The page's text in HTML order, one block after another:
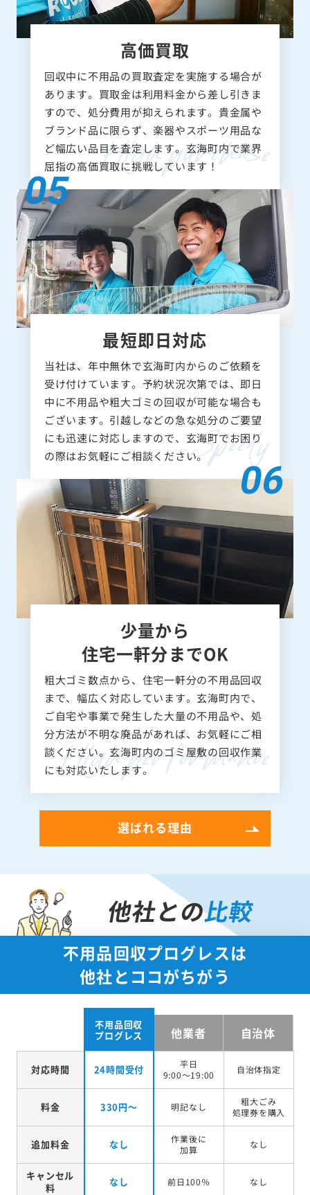
高価買取
回収中に不用品の買取査定を実施する場合が
あります。買取金は利用料金から差し引きま
すので、処分費用が抑えられます。貴金属や
ブランド品に限らず、楽器やスポーツ用品な
ど幅広い品目を査定します。玄海町内で業界
屈指の高価買取に挑戦しています！
最短即日対応
当社は、年中無休で玄海町内からのご依頼を
受け付けています。予約状況次第では、即日
中に不用品や粗大ゴミの回収が可能な場合も
ございます。引越しなどの急な処分のご要望
にも迅速に対応しますので、玄海町でお困り
の際はお気軽にご相談ください。
少量から
住宅一軒分までOK
粗大ゴミ数点から、住宅一軒分の不用品回収
まで、幅広く対応しています。玄海町内で、
ご自宅や事業で発生した大量の不用品や、処
分方法が不明な廃品があれば、お気軽にご相
談ください。玄海町内のゴミ屋敷の回収作業
にも対応いたします。
選ばれる理由
他社との比較
不用品回収プログレスは
他社とココがちがう
不用品回収
プログレス
他業者 自治体
対応時間 24時間受付
平日
9:00～19:00
自治体指定
料金 330円～ 明記なし
粗大ごみ
処理券を購入
追加料金 なし
作業後に
加算
なし
キャンセル
料
なし 前日100％ なし